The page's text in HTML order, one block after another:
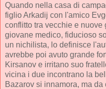
Quando nella casa di
figlio Arkadij con l'amico
conflitto tra vecchie e
giovane medico, fiducioso
un nichilista, lo definisce
avrebbe poi avuto grande
Kirsanov e irritano suo
vicina i due incontrano la
Bazarov si innamora, ma